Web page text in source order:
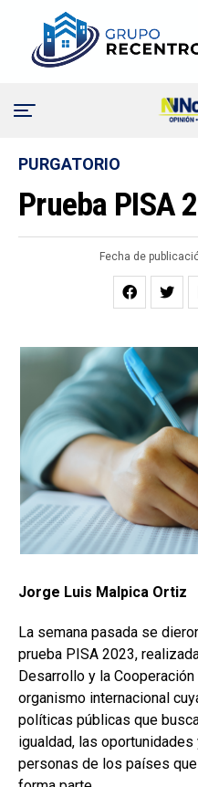
PURGATORIO
Prueba PISA
Fecha de
Jorge Luis Malpica Ortiz
La semana pasada se
prueba PISA 2023,
Desarrollo y la Cooperación
organismo internacional
políticas públicas que
igualdad, las
personas de los países